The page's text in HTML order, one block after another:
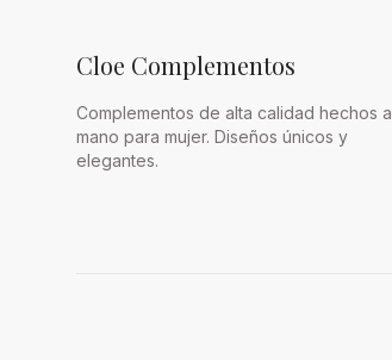
Cloe Complementos
Complementos de alta calidad hechos a
mano para mujer. Diseños únicos y
elegantes.